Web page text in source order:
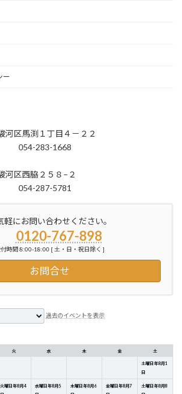
ー
河区馬渕１丁目４－２２
054-283-1668
河区西脇２５８−２
054-287-5781
軽にお問い合わせください。
0120-767-898
付時間 8:00-18:00 [ 土・日・祝日除く ]
お問合せ
過去のイベントを表示
火 水 木 金 土
土曜日 年8月1
日
火曜日 年8月4
水曜日 年8月5
木曜日 年8月 6
金曜日 年8月7
土曜日 年8月8